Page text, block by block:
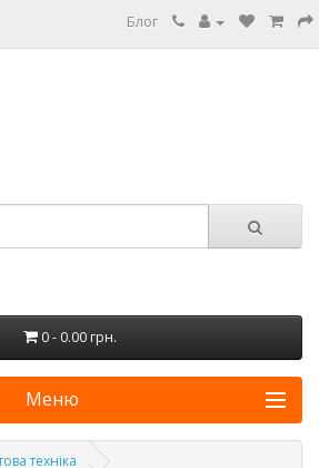
Блог
0 - 0.00 грн.
Меню
техніка